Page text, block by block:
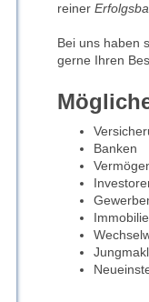
reiner
Bei uns haben
gerne Ihren
Banken